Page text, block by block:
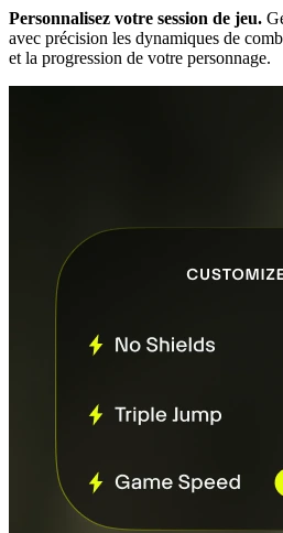
Personnalisez votre session de jeu.
avec précision les dynamiques de
et la progression de votre personnage.